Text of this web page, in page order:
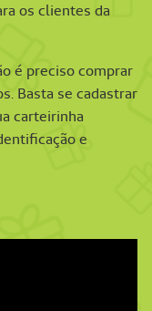
os clientes da
é preciso comprar
Basta se cadastrar
carteirinha
e